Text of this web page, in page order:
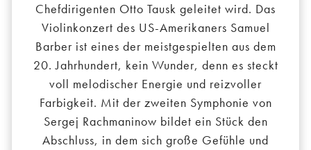
Chefdirigenten Otto Tausk geleitet wird. Das
Violinkonzert des US-Amerikaners Samuel
Barber ist eines der meistgespielten aus dem
20. Jahrhundert, kein Wunder, denn es steckt
voll melodischer Energie und reizvoller
Farbigkeit. Mit der zweiten Symphonie von
Sergej Rachmaninow bildet ein Stück den
Abschluss, in dem sich große Gefühle und